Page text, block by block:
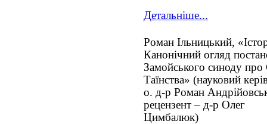
Детальніше...
Роман Ільницький,
Канонічний огляд
Замойського синоду про
Таїнства» (науковий
о. д-р Роман
рецензент – д-р Олег
Цимбалюк)